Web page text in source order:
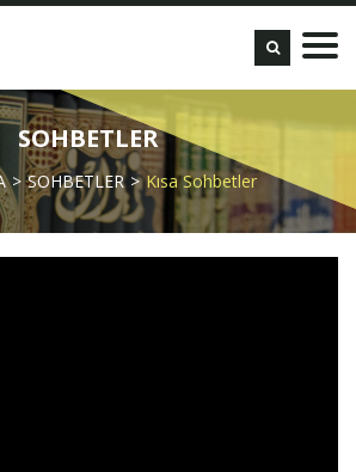
SOHBETLER
SOHBETLER Kısa Sohbetler